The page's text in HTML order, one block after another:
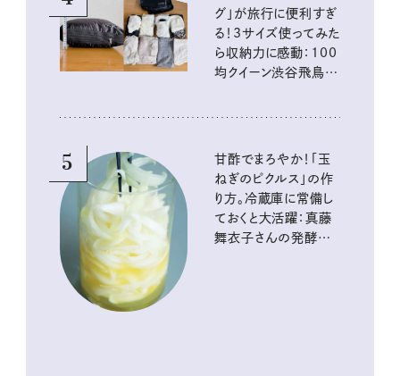
グ」が旅行に便利すぎ
る！3サイズ使ってみた
ら収納力に感動：100
均クイーン渋谷飛鳥の
5
甘酢でまろやか！「玉
ねぎのピクルス」の作
り方。冷蔵庫に常備し
ておくと大活躍：真藤
舞衣子さんの発酵と